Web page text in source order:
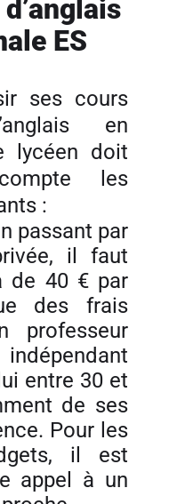
ES
ses cours
en
lycéen doit
les
:
passant par
il faut
de 40 € par
des frais
professeur
entre 30 et
de ses
Pour les
il est
appel à un